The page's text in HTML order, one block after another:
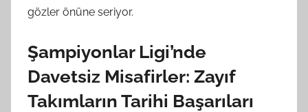
gözler önüne seriyor.
Şampiyonlar Ligi’nde
Davetsiz Misafirler: Zayıf
Takımların Tarihi Başarıları